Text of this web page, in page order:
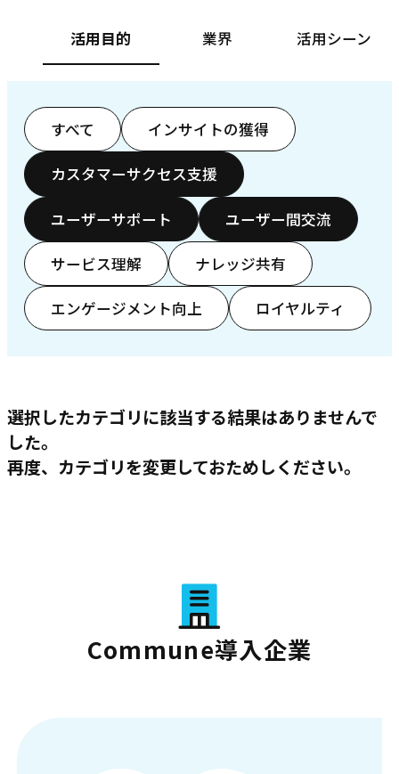
活用目的 業界 活用シーン
すべて インサイトの獲得
カスタマーサクセス支援
ユーザーサポート ユーザー間交流
サービス理解 ナレッジ共有
エンゲージメント向上 ロイヤルティ
選択したカテゴリに該当する結果はありませんで
した。
再度、カテゴリを変更しておためしください。
Commune導入企業